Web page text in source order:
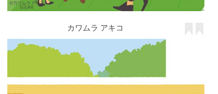
カワムラ アキコ